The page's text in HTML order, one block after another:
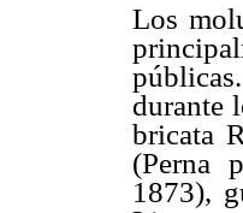
Los
durante
bricata
(Perna
1873),